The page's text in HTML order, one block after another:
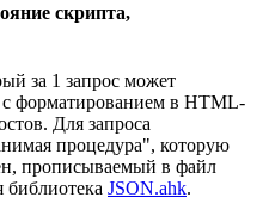
скрипта,
за 1 запрос может
с форматированием в HTML-
Для запроса
процедура", которую
прописываемый в файл
библиотека JSON.ahk.